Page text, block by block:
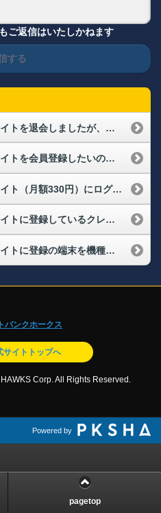
ご返信はいたしかねます
する
【モバタカ】モバイル公式サイトを退会しましたが、未だにメルマガ（速報メール・選手メール）が届きます。
【モバタカ】モバイル公式サイトを会員登録したいのですが、月額の決済方法を教えてください
【モバタカ】モバイル公式サイト（月額330円）にログインができないのですが、どうしたらいいですか？
【モバタカ】モバイル公式サイトに登録しているクレジットカードが更新されたのですが、どうしたらいいですか？
【モバタカ】モバイル公式サイトに登録の端末を機種変更するときの引継ぎ方法を教えてください
サイトトップへ
Corp. All Rights Reserved.
Powered by
pagetop